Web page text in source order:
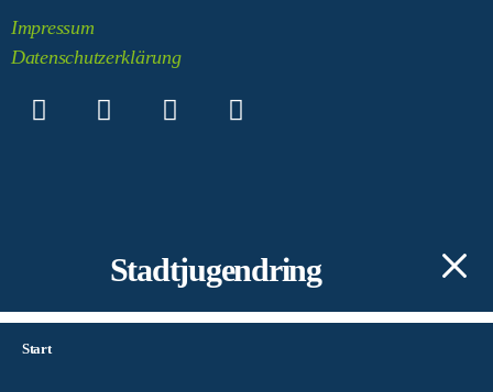
Impressum
Datenschutzerklärung
Stadtjugendring
Start